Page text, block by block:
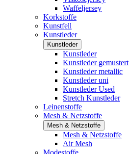
Waffeljersey
Korkstoffe
Kunstfell
Kunstleder
Kunstleder
Kunstleder
Kunstleder gemustert
Kunstleder metallic
Kunstleder uni
Kunstleder Used
Stretch Kunstleder
Leinenstoffe
Mesh & Netzstoffe
Mesh & Netzstoffe
Mesh & Netzstoffe
Air Mesh
Modestoffe